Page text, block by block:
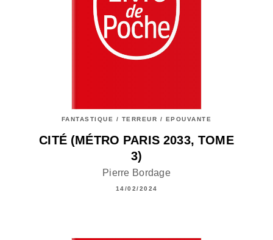
FANTASTIQUE / TERREUR / EPOUVANTE
CITÉ (MÉTRO PARIS 2033, TOME
3)
Pierre Bordage
14/02/2024